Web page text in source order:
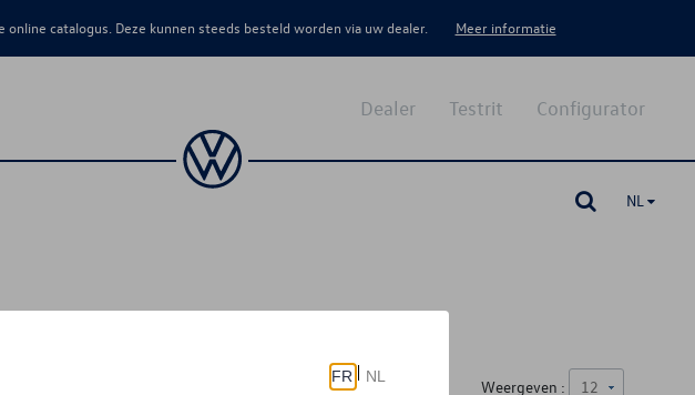
catalogus. Deze kunnen steeds besteld worden via uw dealer. Meer informatie
Configurator
Testrit
Dealer
NL
Weergeven :